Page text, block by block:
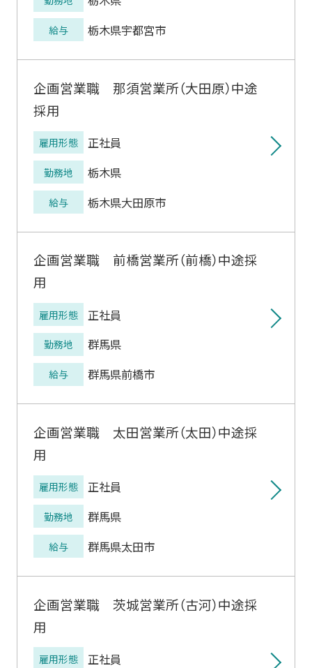
給与 栃木県宇都宮市
企画営業職 那須営業所（大田原）中途
採用
雇用形態 正社員
勤務地 栃木県
給与 栃木県大田原市
企画営業職 前橋営業所（前橋）中途採
用
雇用形態 正社員
勤務地 群馬県
給与 群馬県前橋市
企画営業職 太田営業所（太田）中途採
用
雇用形態 正社員
勤務地 群馬県
給与 群馬県太田市
企画営業職 茨城営業所（古河）中途採
用
雇用形態 正社員